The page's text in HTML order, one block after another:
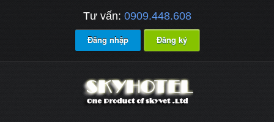
Tư vấn: 0909.448.608
Đăng nhập Đăng ký